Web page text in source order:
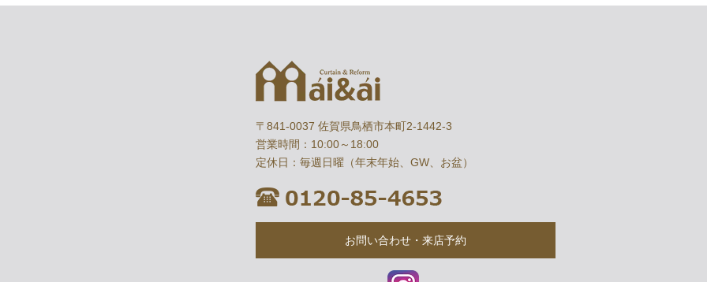
〒841-0037 佐賀県鳥栖市本町2-1442-3
営業時間：10:00～18:00
定休日：毎週日曜（年末年始、GW、お盆）
お問い合わせ・来店予約